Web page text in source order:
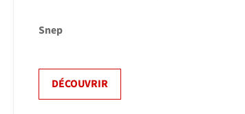
Snep
DÉCOUVRIR